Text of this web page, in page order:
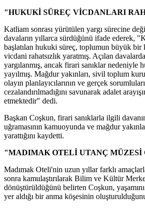
"HUKUKİ SÜREÇ VİCDANLARI
Katliam sonrası yürütülen yargı sürecine
davaların yıllarca sürdüğünü ifade ederek,
başlatılan hukuki süreç, toplumun büyük bir
vicdani rahatsızlık yaratmış. Açılan
yargılanmış, ancak firari sanıklar nedeniyle
yayılmış. Mağdur yakınları, sivil toplum
olayın planlayıcılarının ve gerçek
cezalandırılmadığını savunarak adalet
etmektedir" dedi.
Başkan Coşkun, firari sanıklarla ilgili davanın
uğramasının kamuoyunda ve mağdur
yarattığını kaydetti.
"MADIMAK OTELİ UTANÇ
Madımak Oteli'nin uzun yıllar farklı
sonra kamulaştırılarak Bilim ve Kültür
dönüştürüldüğünü belirten Coşkun,
yer aldığı bir anma köşesinin